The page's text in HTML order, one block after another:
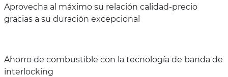
Aprovecha al máximo su relación calidad-precio
gracias a su duración excepcional
Ahorro de combustible con la tecnología de banda de
interlocking